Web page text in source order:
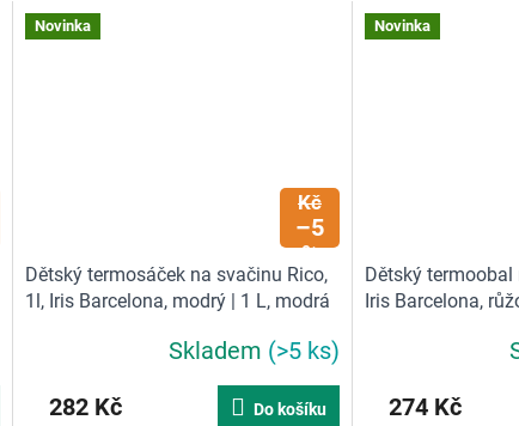
Novinka
Kč
–5
%
Dětský termosáček na svačinu Rico,
1l, Iris Barcelona, modrý | 1 L, modrá
Skladem (>5 ks)
282 Kč
Do košíku
Novinka
Dětský
Iris Barcelona,
274 Kč